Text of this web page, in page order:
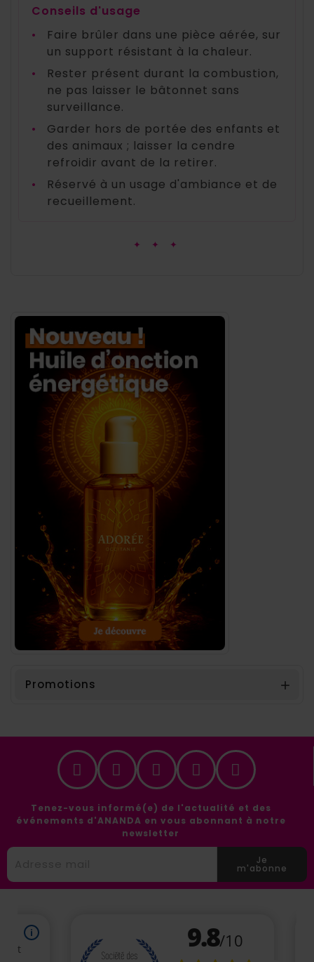
Conseils d'usage
•
Faire brûler dans une pièce aérée, sur
un support résistant à la chaleur.
•
Rester présent durant la combustion,
ne pas laisser le bâtonnet sans
surveillance.
•
Garder hors de portée des enfants et
des animaux ; laisser la cendre
refroidir avant de la retirer.
•
Réservé à un usage d'ambiance et de
recueillement.
✦ ✦ ✦
Promotions 
Tenez-vous informé(e) de l'actualité et des
événements d'ANANDA en vous abonnant à notre
newsletter
Je
m'abonne